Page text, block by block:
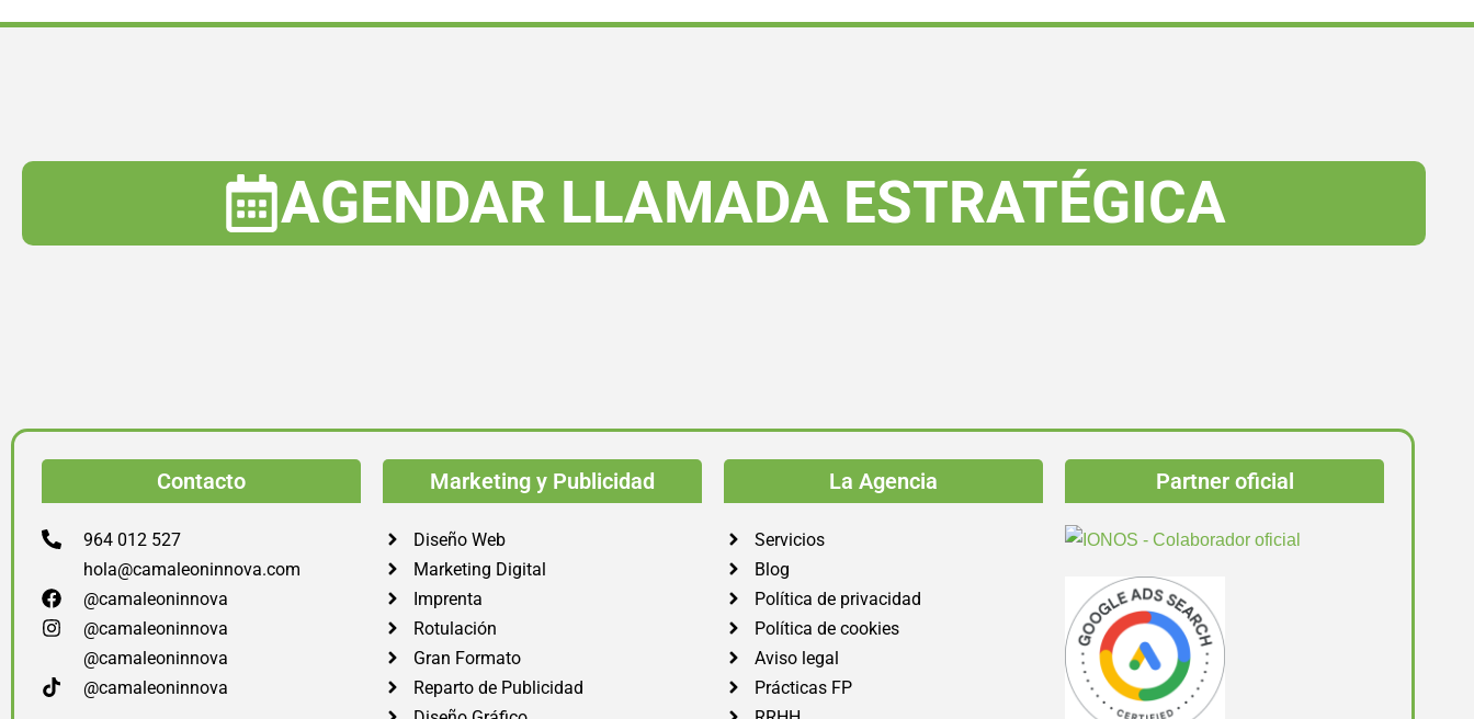
AGENDAR LLAMADA ESTRATÉGICA
Contacto
964 012 527
hola@camaleoninnova.com
@camaleoninnova
@camaleoninnova
@camaleoninnova
@camaleoninnova
Marketing y Publicidad
Diseño Web
Marketing Digital
Imprenta
Rotulación
Gran Formato
Reparto de Publicidad
La Agencia
Servicios
Blog
Política de privacidad
Política de cookies
Aviso legal
Prácticas FP
Partner oficial